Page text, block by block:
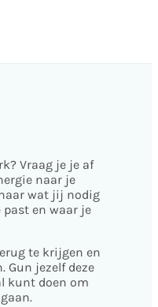
Vraag je je af
naar je
wat jij nodig
en waar je
te krijgen en
Gun jezelf deze
kunt doen om